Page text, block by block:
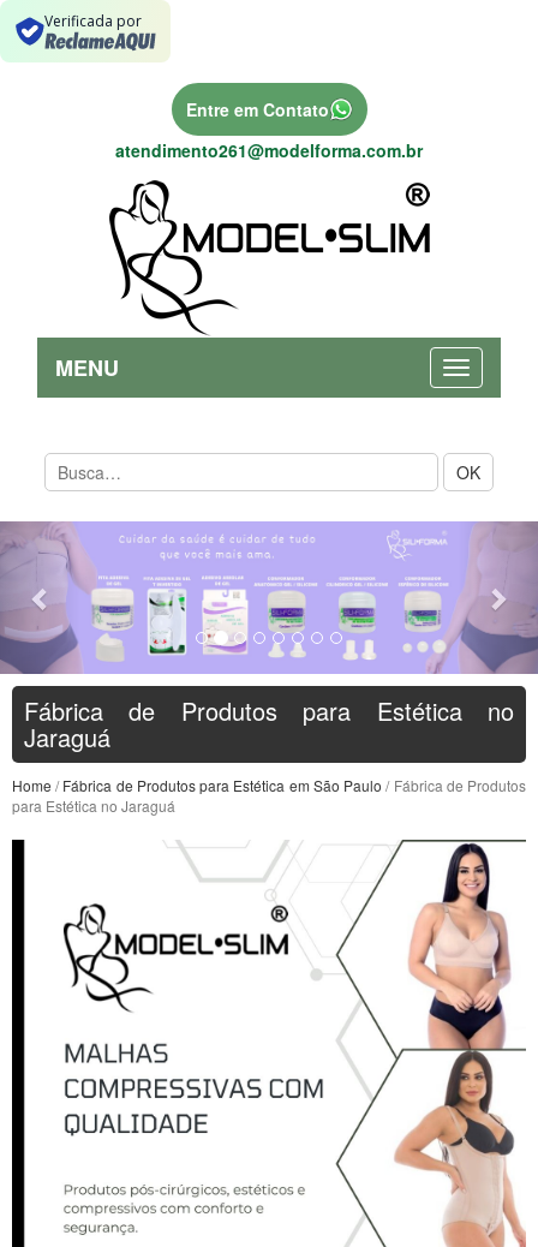
Verificada por
Entre em Contato
atendimento261@modelforma.com.br
MENU
OK
Previous
Fábrica de Produtos para Estética no
Jaraguá
Home /Fábrica de Produtos para Estética em São Paulo / Fábrica de Produtos
para Estética no Jaraguá